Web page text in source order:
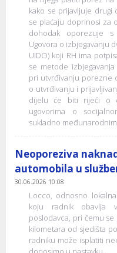
kako se prijavljuje drugi
se plaćaju doprinosi za
dohodak oporezuje
Ugovora o izbjegavanju
UIDO) koji RH ima
se metode
pri utvrđivanju porezne
o utvrđivanju i
dijelu će biti riječi o
ugovorima o
sukladno
Neoporeziva
automobila u
30.06.2026 10:08
Locco, odnosno
koju radnik obavlja
poslodavca, pri čemu
kilometara od sjedišta
radniku može isplatiti